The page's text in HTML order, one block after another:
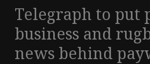
Telegraph to put
business and
news behind